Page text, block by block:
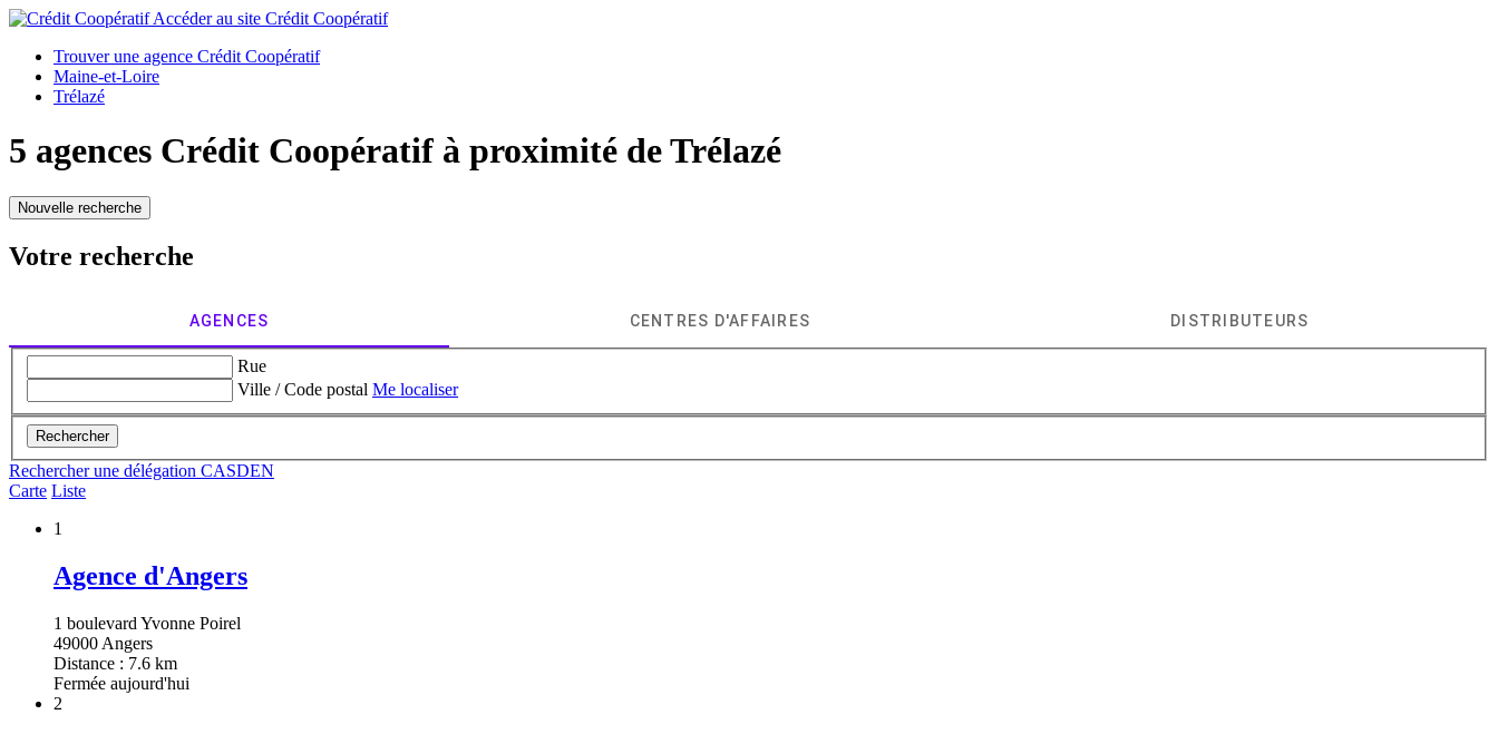
Accéder au site Crédit Coopératif
Trouver une agence Crédit Coopératif
Maine-et-Loire
Trélazé
5 agences Crédit Coopératif à proximité deTrélazé
Nouvelle recherche
Votre recherche
AGENCES CENTRES D'AFFAIRES DISTRIBUTEURS
Rue
Ville / Code postal Me localiser
Rechercher
Rechercher une délégation CASDEN
Carte Liste
1
Agence d'Angers
1 boulevard Yvonne Poirel
49000 Angers
Distance : 7.6 km
Fermée aujourd'hui
2